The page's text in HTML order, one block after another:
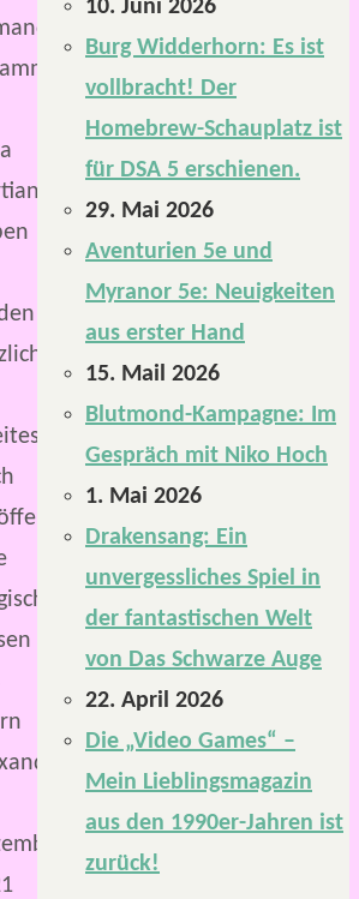
10. Juni 2026
Burg Widderhorn: Es ist
vollbracht! Der
Homebrew-Schauplatz ist
für DSA 5 erschienen.
29. Mai 2026
Aventurien 5e und
Myranor 5e: Neuigkeiten
aus erster Hand
15. Mail 2026
Blutmond-Kampagne: Im
Gespräch mit Niko Hoch
1. Mai 2026
Drakensang: Ein
unvergessliches Spiel in
der fantastischen Welt
von Das Schwarze Auge
22. April 2026
Die „Video Games“ –
Mein Lieblingsmagazin
aus den 1990er-Jahren ist
zurück!